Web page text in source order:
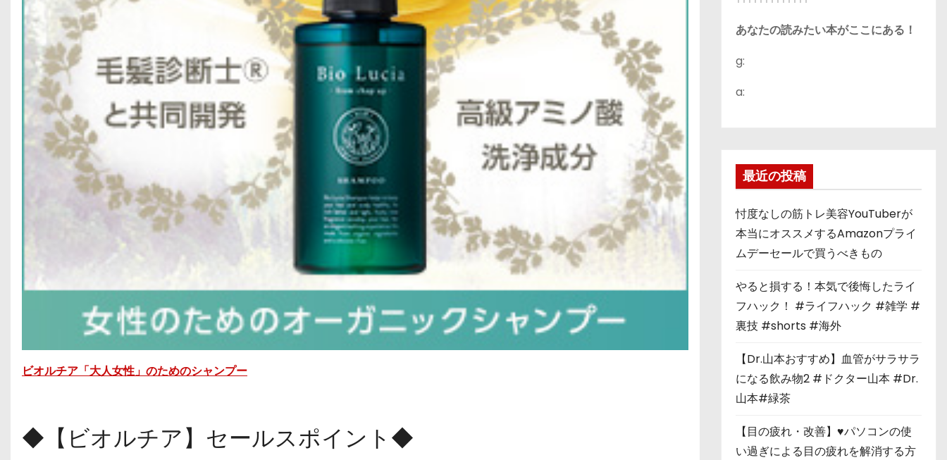
ビオルチア「大人女性」のためのシャンプー
◆【ビオルチア】セールスポイント◆
あなたの読みたい本がここにある！
g:
a:
最近の投稿
忖度なしの筋トレ美容YouTuberが
本当にオススメするAmazonプライ
ムデーセールで買うべきもの
やると損する！本気で後悔したライ
フハック！ #ライフハック #雑学 #
裏技 #shorts #海外
【Dr.山本おすすめ】血管がサラサラ
になる飲み物2 #ドクター山本 #Dr.
山本#緑茶
【目の疲れ・改善】♥パソコンの使
い過ぎによる目の疲れを解消する方